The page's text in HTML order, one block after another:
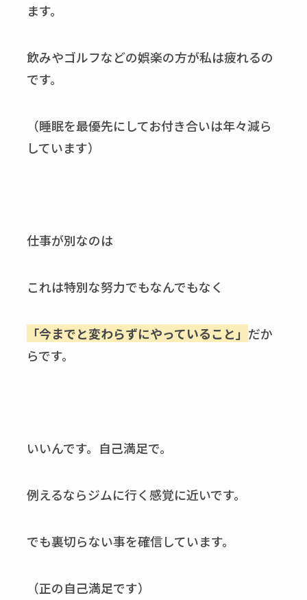
ます。
飲みやゴルフなどの娯楽の方が私は疲れるの
です。
（睡眠を最優先にしてお付き合いは年々減ら
しています）
仕事が別なのは
これは特別な努力でもなんでもなく
「今までと変わらずにやっていること」 だか
らです。
いいんです。自己満足で。
例えるならジムに行く感覚に近いです。
でも裏切らない事を確信しています。
（正の自己満足です）